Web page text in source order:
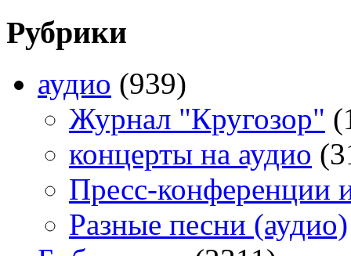
Рубрики
аудио (939)
Журнал "Кругозор"
концерты на аудио
Пресс-конференции
Разные песни (аудио)